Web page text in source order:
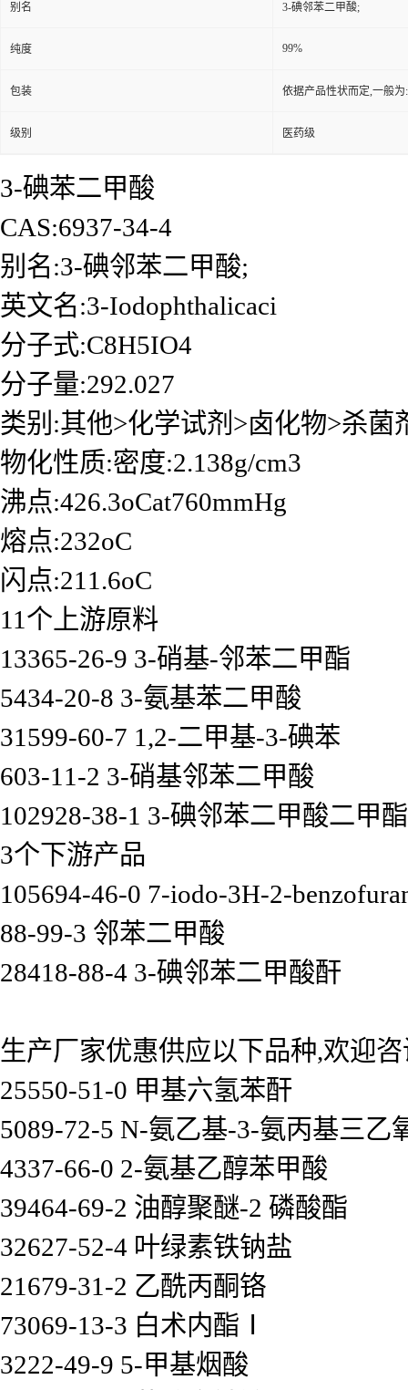
别名 3-碘邻苯二甲酸;
纯度 99%
包装 依据产品性状而定,一般
级别 医药级
3-碘苯二甲酸
CAS:6937-34-4
别名:3-碘邻苯二甲酸;
英文名:3-Iodophthalicaci
分子式:C8H5IO4
分子量:292.027
类别:其他>化学试剂>卤化物>杀菌
物化性质:密度:2.138g/cm3
沸点:426.3oCat760mmHg
熔点:232oC
闪点:211.6oC
11个上游原料
13365-26-9 3-硝基-邻苯二甲酯
5434-20-8 3-氨基苯二甲酸
31599-60-7 1,2-二甲基-3-碘苯
603-11-2 3-硝基邻苯二甲酸
102928-38-1 3-碘邻苯二甲酸二甲酯
3个下游产品
105694-46-0 7-iodo-3H-2-
88-99-3 邻苯二甲酸
28418-88-4 3-碘邻苯二甲酸酐
生产厂家优惠供应以下品种,欢迎
25550-51-0 甲基六氢苯酐
5089-72-5 N-氨乙基-3-氨丙基三乙
4337-66-0 2-氨基乙醇苯甲酸
39464-69-2 油醇聚醚-2 磷酸酯
32627-52-4 叶绿素铁钠盐
21679-31-2 乙酰丙酮铬
73069-13-3 白术内酯Ⅰ
3222-49-9 5-甲基烟酸